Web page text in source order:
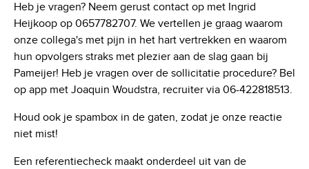
Heb je vragen? Neem gerust contact op met Ingrid
Heijkoop op 0657782707. We vertellen je graag waarom
onze collega's met pijn in het hart vertrekken en waarom
hun opvolgers straks met plezier aan de slag gaan bij
Pameijer! Heb je vragen over de sollicitatie procedure? Bel
op app met Joaquin Woudstra, recruiter via 06-422818513.
Houd ook je spambox in de gaten, zodat je onze reactie
niet mist!
Een referentiecheck maakt onderdeel uit van de